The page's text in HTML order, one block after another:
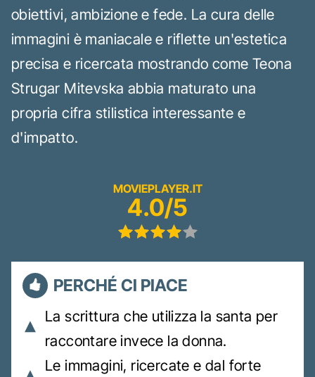
obiettivi, ambizione e fede. La cura delle
immagini è maniacale e riflette un'estetica
precisa e ricercata mostrando come Teona
Strugar Mitevska abbia maturato una
propria cifra stilistica interessante e
d'impatto.
MOVIEPLAYER.IT
4.0/5
PERCHÉ CI PIACE
La scrittura che utilizza la santa per
raccontare invece la donna.
Le immagini, ricercate e dal forte